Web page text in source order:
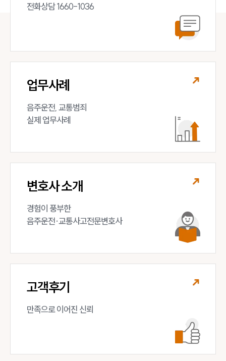
전화상담 1660-1036
업무사례
음주운전, 교통범죄
실제 업무사례
변호사 소개
경험이 풍부한
음주운전·교통사고전문변호사
고객후기
만족으로 이어진 신뢰